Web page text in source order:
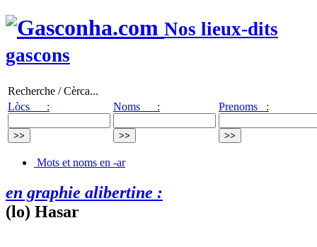
Nos lieux-dits
gascons
Recherche / Cèrca...
Lòcs :
Noms : Prenoms :
Mots et noms en -ar
en graphie alibertine :
(lo) Hasar